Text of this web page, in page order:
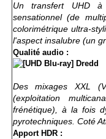
Un transfert UHD
sensationnel (de
colorimétrique ultra-
l'aspect insalubre (un
Qualité audio :
Des mixages XXL
(exploitation
frénétique), à la fois
pyrotechniques. Coté
Apport HDR :